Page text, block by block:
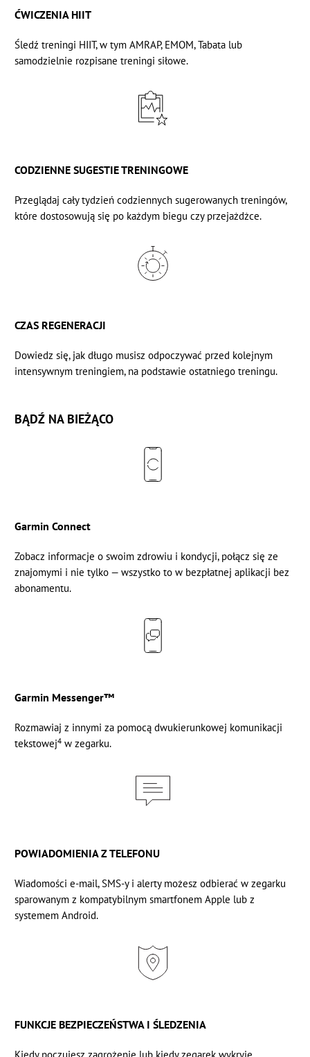
ĆWICZENIA HIIT
Śledź treningi HIIT, w tym AMRAP, EMOM, Tabata lub
samodzielnie rozpisane treningi siłowe.
CODZIENNE SUGESTIE TRENINGOWE
Przeglądaj cały tydzień codziennych sugerowanych treningów,
które dostosowują się po każdym biegu czy przejażdżce.
CZAS REGENERACJI
Dowiedz się, jak długo musisz odpoczywać przed kolejnym
intensywnym treningiem, na podstawie ostatniego treningu.
BĄDŹ NA BIEŻĄCO
Garmin Connect
Zobacz informacje o swoim zdrowiu i kondycji, połącz się ze
znajomymi i nie tylko — wszystko to w bezpłatnej aplikacji bez
abonamentu.
Garmin Messenger™
Rozmawiaj z innymi za pomocą dwukierunkowej komunikacji
tekstowej4 w zegarku.
POWIADOMIENIA Z TELEFONU
Wiadomości e-mail, SMS-y i alerty możesz odbierać w zegarku
sparowanym z kompatybilnym smartfonem Apple lub z
systemem Android.
FUNKCJE BEZPIECZEŃSTWA I ŚLEDZENIA